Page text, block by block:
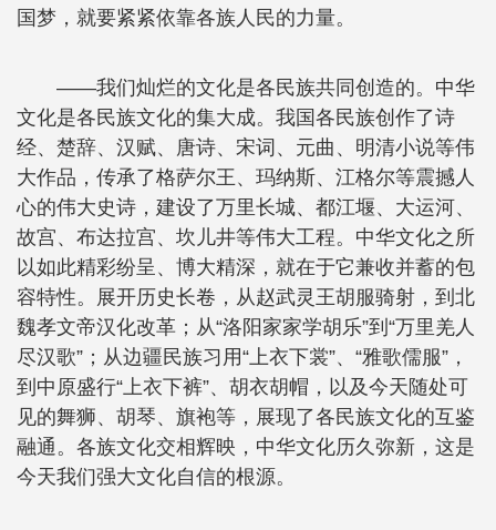
国梦，就要紧紧依靠各族人民的力量。
——我们灿烂的文化是各民族共同创造的。中华
文化是各民族文化的集大成。我国各民族创作了诗
经、楚辞、汉赋、唐诗、宋词、元曲、明清小说等伟
大作品，传承了格萨尔王、玛纳斯、江格尔等震撼人
心的伟大史诗，建设了万里长城、都江堰、大运河、
故宫、布达拉宫、坎儿井等伟大工程。中华文化之所
以如此精彩纷呈、博大精深，就在于它兼收并蓄的包
容特性。展开历史长卷，从赵武灵王胡服骑射，到北
魏孝文帝汉化改革；从“洛阳家家学胡乐”到“万里羌人
尽汉歌”；从边疆民族习用“上衣下裳”、“雅歌儒服”，
到中原盛行“上衣下裤”、胡衣胡帽，以及今天随处可
见的舞狮、胡琴、旗袍等，展现了各民族文化的互鉴
融通。各族文化交相辉映，中华文化历久弥新，这是
今天我们强大文化自信的根源。